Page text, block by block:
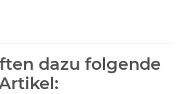
dazu folgende